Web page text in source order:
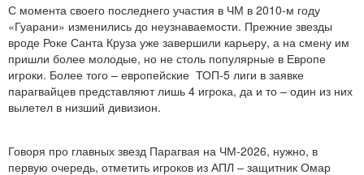
С момента своего последнего участия в ЧМ в 2010-м году
«Гуарани» изменились до неузнаваемости. Прежние звезды
вроде Роке Санта Круза уже завершили карьеру, а на смену им
пришли более молодые, но не столь популярные в Европе
игроки. Более того – европейские ТОП-5 лиги в заявке
парагвайцев представляют лишь 4 игрока, да и то – один из них
вылетел в низший дивизион.
Говоря про главных звезд Парагвая на ЧМ-2026, нужно, в
первую очередь, отметить игроков из АПЛ – защитник Омар